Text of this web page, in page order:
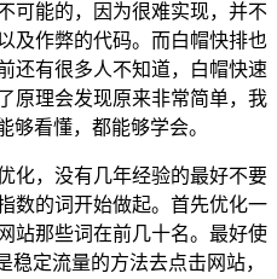
可能的，因为很难实现，并不
及作弊的代码。而白帽快排也
还有很多人不知道，白帽快速
原理会发现原来非常简单，我
够看懂，都能够学会。
化，没有几年经验的最好不要
数的词开始做起。首先优化一
站那些词在前几十名。最好使
稳定流量的方法去点击网站，